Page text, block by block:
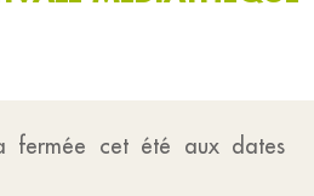
fermée cet été aux dates